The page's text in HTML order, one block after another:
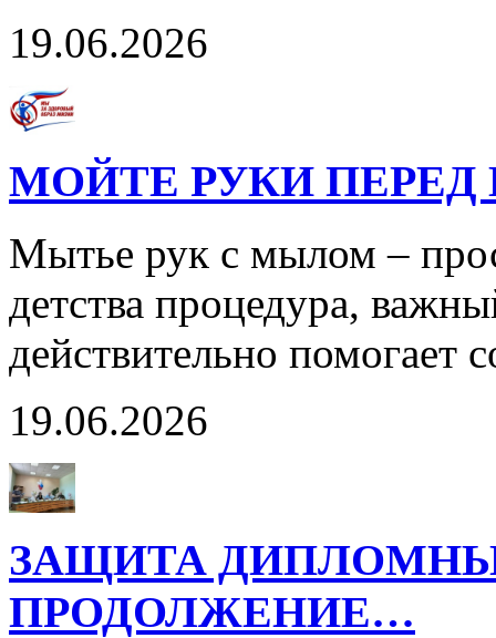
19.06.2026
МОЙТЕ РУКИ ПЕРЕД
Мытье рук с мылом –
детства процедура,
действительно помогает
19.06.2026
ЗАЩИТА
ПРОДОЛЖЕНИЕ…